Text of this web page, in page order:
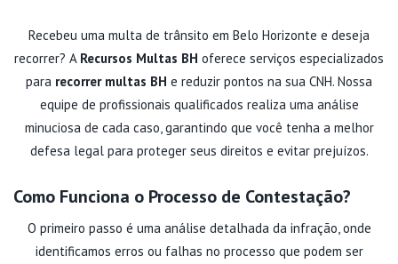
Recebeu uma multa de trânsito em Belo Horizonte e deseja
recorrer? A Recursos Multas BH oferece serviços especializados
para recorrer multas BH e reduzir pontos na sua CNH. Nossa
equipe de profissionais qualificados realiza uma análise
minuciosa de cada caso, garantindo que você tenha a melhor
defesa legal para proteger seus direitos e evitar prejuízos.
Como Funciona o Processo de Contestação?
O primeiro passo é uma análise detalhada da infração, onde
identificamos erros ou falhas no processo que podem ser